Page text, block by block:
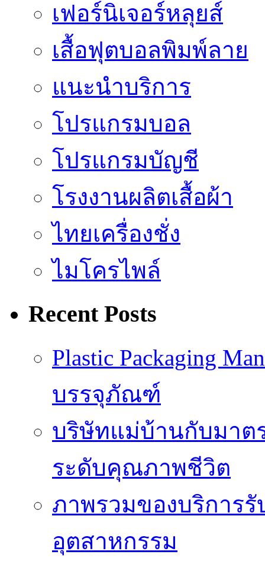
เฟอร์นิเจอร์หลุยส์
เสื้อฟุตบอลพิมพ์ลาย
แนะนำบริการ
โปรแกรมบอล
โปรแกรมบัญชี
โรงงานผลิตเสื้อผ้า
ไทยเครื่องชั่ง
ไมโครไพล์
Recent Posts
Plastic Packaging
บรรจุภัณฑ์
บริษัทแม่บ้านกับมาต
ระดับคุณภาพชีวิต
ภาพรวมของบริการ
อุตสาหกรรม